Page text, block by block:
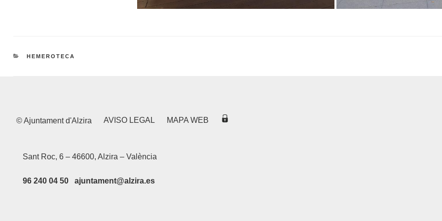
CATEGORIES
HEMEROTECA
© Ajuntament d'Alzira AVISO LEGAL MAPA WEB
Sant Roc, 6 – 46600, Alzira – València
96 240 04 50 ajuntament@alzira.es